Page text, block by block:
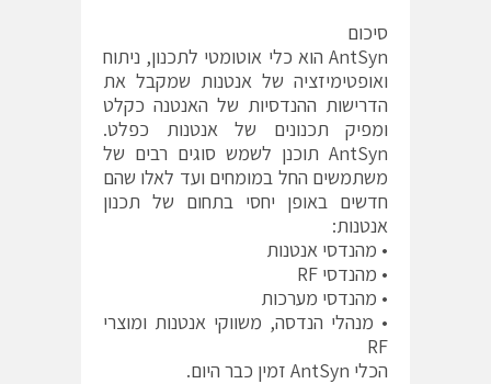
סיכום
AntSyn הוא כלי אוטומטי לתכנון, ניתוח
ואופטימיזציה של אנטנות שמקבל את
הדרישות ההנדסיות של האנטנה כקלט
ומפיק תכנונים של אנטנות כפלט.
AntSyn תוכנן לשמש סוגים רבים של
משתמשים החל במומחים ועד לאלו שהם
חדשים באופן יחסי בתחום של תכנון
אנטנות:
• מהנדסי אנטנות
• מהנדסי RF
• מהנדסי מערכות
• מנהלי הנדסה, משווקי אנטנות ומוצרי
RF
הכלי AntSyn זמין כבר היום.